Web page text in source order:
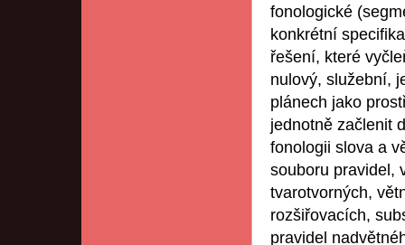
fonologické
konkrétní
řešení, které
nulový, služební,
plánech jako
jednotně začlenit
fonologii slova a
souboru pravidel,
tvarotvorných,
rozšiřovacích,
pravidel